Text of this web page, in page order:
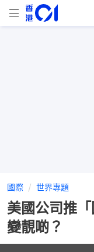
國際 世界專題
美國公司推
變靚啲？